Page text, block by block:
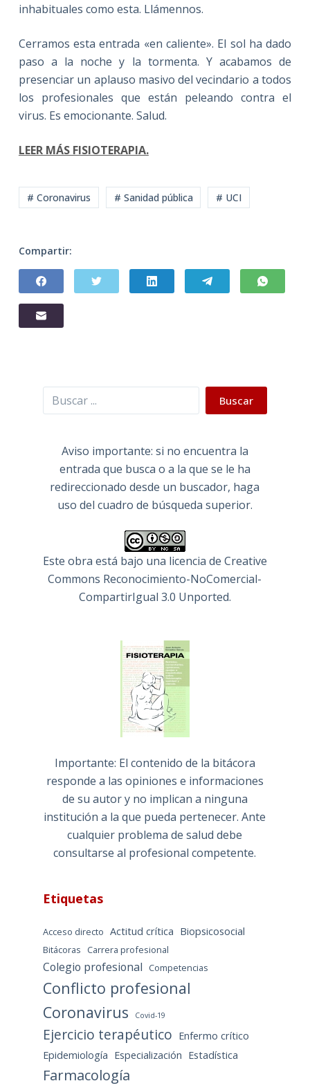
inhabituales como esta. Llámennos.
Cerramos esta entrada «en caliente». El sol ha dado
paso a la noche y la tormenta. Y acabamos de
presenciar un aplauso masivo del vecindario a todos
los profesionales que están peleando contra el
virus. Es emocionante. Salud.
LEER MÁS FISIOTERAPIA.
# Coronavirus # Sanidad pública # UCI
Compartir:
Buscar Buscar
Aviso importante: si no encuentra la
entrada que busca o a la que se le ha
redireccionado desde un buscador, haga
uso del cuadro de búsqueda superior.
Este obra está bajo una licencia de Creative
Commons Reconocimiento-NoComercial-
CompartirIgual 3.0 Unported.
Importante: El contenido de la bitácora
responde a las opiniones e informaciones
de su autor y no implican a ninguna
institución a la que pueda pertenecer. Ante
cualquier problema de salud debe
consultarse al profesional competente.
Etiquetas
Acceso directo Actitud crítica Biopsicosocial
Bitácoras Carrera profesional
Colegio profesional Competencias
Conflicto profesional
Coronavirus
Covid-19
Ejercicio terapéutico Enfermo crítico
Epidemiología Especialización Estadística
Farmacología